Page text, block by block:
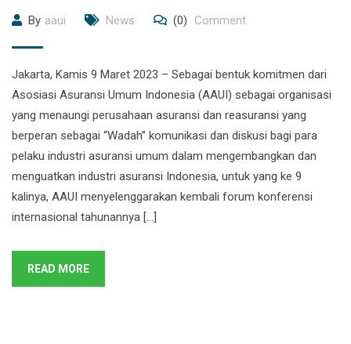
By aaui News (0) Comment
Jakarta, Kamis 9 Maret 2023 – Sebagai bentuk komitmen dari
Asosiasi Asuransi Umum Indonesia (AAUI) sebagai organisasi
yang menaungi perusahaan asuransi dan reasuransi yang
berperan sebagai “Wadah” komunikasi dan diskusi bagi para
pelaku industri asuransi umum dalam mengembangkan dan
menguatkan industri asuransi Indonesia, untuk yang ke 9
kalinya, AAUI menyelenggarakan kembali forum konferensi
internasional tahunannya […]
READ MORE